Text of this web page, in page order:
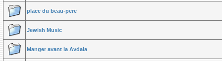
place du beau-pere
Jewish Music
Manger avant la Avdala